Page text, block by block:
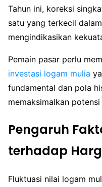
Tahun ini, koreksi
satu yang terkecil
mengindikasikan
Pemain pasar perlu
investasi logam mulia
fundamental dan pola
memaksimalkan
Pengaruh
terhadap
Fluktuasi nilai logam